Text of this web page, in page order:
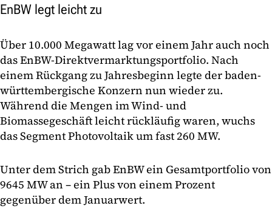
EnBW legt leicht zu
Über 10.000 Megawatt lag vor einem Jahr auch noch
das EnBW-Direktvermarktungsportfolio. Nach
einem Rückgang zu Jahresbeginn legte der baden-
württembergische Konzern nun wieder zu.
Während die Mengen im Wind- und
Biomassegeschäft leicht rückläufig waren, wuchs
das Segment Photovoltaik um fast 260 MW.
Unter dem Strich gab EnBW ein Gesamtportfolio von
9645 MW an – ein Plus von einem Prozent
gegenüber dem Januarwert.